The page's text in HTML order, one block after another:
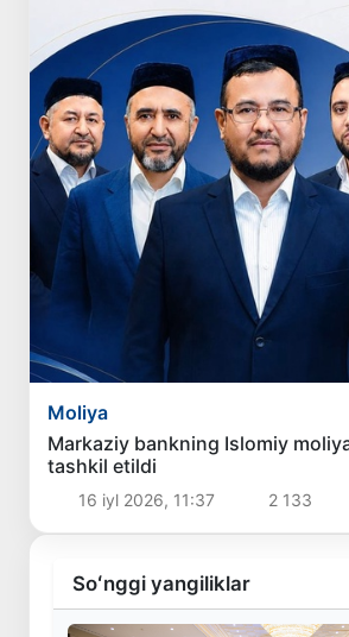
Moliya
Markaziy bankning Islomiy
tashkil etildi
16 iyl 2026, 11:37 2 133
Soʻnggi yangiliklar